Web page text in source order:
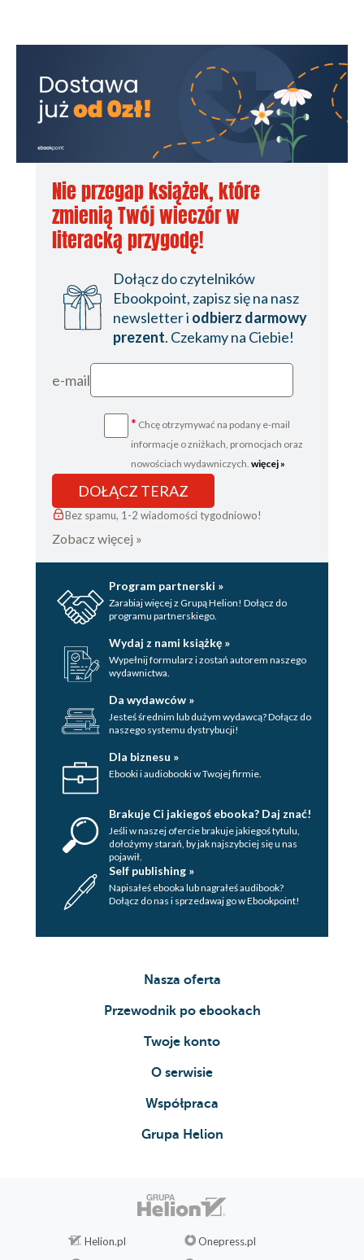
Nie przegap książek, które
zmienią Twój wieczór w
literacką przygodę!
Dołącz do czytelników
Ebookpoint, zapisz się na nasz
newsletter i odbierz darmowy
prezent. Czekamy na Ciebie!
e-mail
* Chcę otrzymywać na podany e-mail
informacje o zniżkach, promocjach oraz
nowościach wydawniczych. więcej »
DOŁĄCZ TERAZ
Bez spamu, 1-2 wiadomości tygodniowo!
Zobacz więcej »
Program partnerski »
Zarabiaj więcej z Grupą Helion! Dołącz do
programu partnerskiego.
Wydaj z nami książkę »
Wypełnij formularz i zostań autorem naszego
wydawnictwa.
Da wydawców »
Jesteś średnim lub dużym wydawcą? Dołącz do
naszego systemu dystrybucji!
Dla biznesu »
Ebooki i audiobooki w Twojej firmie.
Brakuje Ci jakiegoś ebooka? Daj znać!
Jeśli w naszej ofercie brakuje jakiegoś tytulu,
dołożymy starań, by jak najszybciej się u nas
pojawił.
Self publishing »
Napisałeś ebooka lub nagrałeś audibook?
Dołącz do nas i sprzedawaj go w Ebookpoint!
Nasza oferta
Przewodnik po ebookach
Twoje konto
O serwisie
Współpraca
Grupa Helion
Helion.pl
Onepress.pl